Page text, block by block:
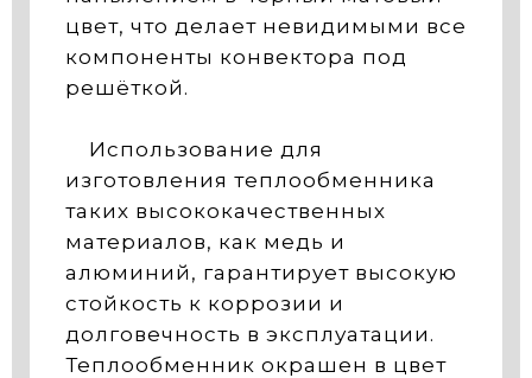
цвет, что делает невидимыми все
компоненты конвектора под
решёткой.
Использование для
изготовления теплообменника
таких высококачественных
материалов, как медь и
алюминий, гарантирует высокую
стойкость к коррозии и
долговечность в эксплуатации.
Теплообменник окрашен в цвет